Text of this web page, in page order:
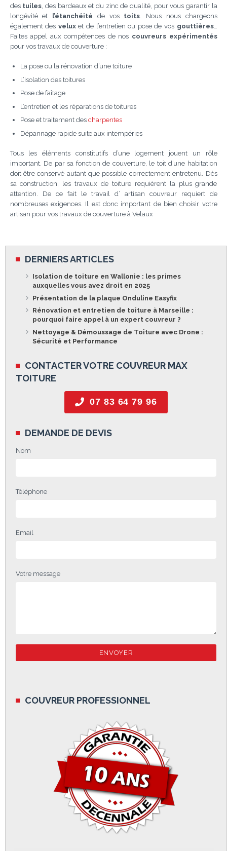
des tuiles , des bardeaux et du zinc de qualité, pour vous garantir la
longévité et l’étanchéité de vos toits . Nous nous chargeons
également des veluxet de l’entretien ou pose de vos gouttières…
Faites appel aux compétences de nos couvreurs expérimentés
pour vos travaux de couverture :
La pose ou la rénovation d’une toiture
L’isolation des toitures
Pose de faîtage
L’entretien et les réparations de toitures
Pose et traitement des charpentes
Dépannage rapide suite aux intempéries
Tous les éléments constitutifs d’une logement jouent un rôle
important. De par sa fonction de couverture, le toit d’une habitation
doit être conservé autant que possible correctement entretenu. Dès
sa construction, les travaux de toiture requièrent la plus grande
attention. De ce fait le travail d’ artisan couvreur requiert de
nombreuses exigences. Il est donc important de bien choisir votre
artisan pour vos travaux de couverture à Velaux
DERNIERS ARTICLES
Isolation de toiture en Wallonie : les primes
auxquelles vous avez droit en 2025
Présentation de la plaque Onduline Easyfix
Rénovation et entretien de toiture à Marseille :
pourquoi faire appel à un expert couvreur ?
Nettoyage & Démoussage de Toiture avec Drone :
Sécurité et Performance
CONTACTER VOTRE COUVREUR MAX
TOITURE
07 83 64 79 96
DEMANDE DE DEVIS
Nom
Téléphone
Email
Votre message
COUVREUR PROFESSIONNEL